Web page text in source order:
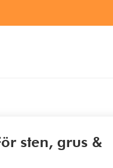
sten, grus &